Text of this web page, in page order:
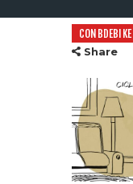
CONBDEBIKE
Share